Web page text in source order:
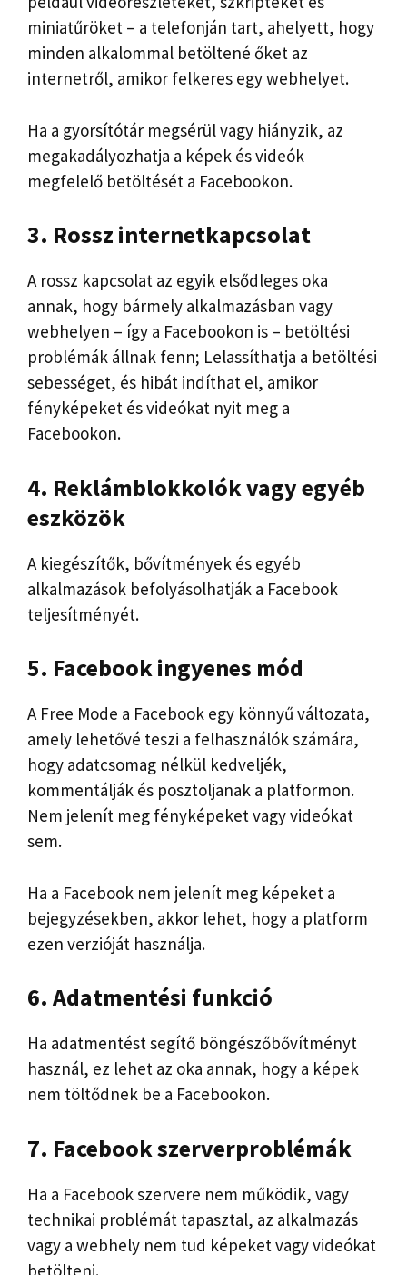
miniatűröket – a telefonján tart, ahelyett, hogy
minden alkalommal betöltené őket az
internetről, amikor felkeres egy webhelyet.
Ha a gyorsítótár megsérül vagy hiányzik, az
megakadályozhatja a képek és videók
megfelelő betöltését a Facebookon.
3. Rossz internetkapcsolat
A rossz kapcsolat az egyik elsődleges oka
annak, hogy bármely alkalmazásban vagy
webhelyen – így a Facebookon is – betöltési
problémák állnak fenn; Lelassíthatja a betöltési
sebességet, és hibát indíthat el, amikor
fényképeket és videókat nyit meg a
Facebookon.
4. Reklámblokkolók vagy egyéb
eszközök
A kiegészítők, bővítmények és egyéb
alkalmazások befolyásolhatják a Facebook
teljesítményét.
5. Facebook ingyenes mód
A Free Mode a Facebook egy könnyű változata,
amely lehetővé teszi a felhasználók számára,
hogy adatcsomag nélkül kedveljék,
kommentálják és posztoljanak a platformon.
Nem jelenít meg fényképeket vagy videókat
sem.
Ha a Facebook nem jelenít meg képeket a
bejegyzésekben, akkor lehet, hogy a platform
ezen verzióját használja.
6. Adatmentési funkció
Ha adatmentést segítő böngészőbővítményt
használ, ez lehet az oka annak, hogy a képek
nem töltődnek be a Facebookon.
7. Facebook szerverproblémák
Ha a Facebook szervere nem működik, vagy
technikai problémát tapasztal, az alkalmazás
vagy a webhely nem tud képeket vagy videókat
betölteni.